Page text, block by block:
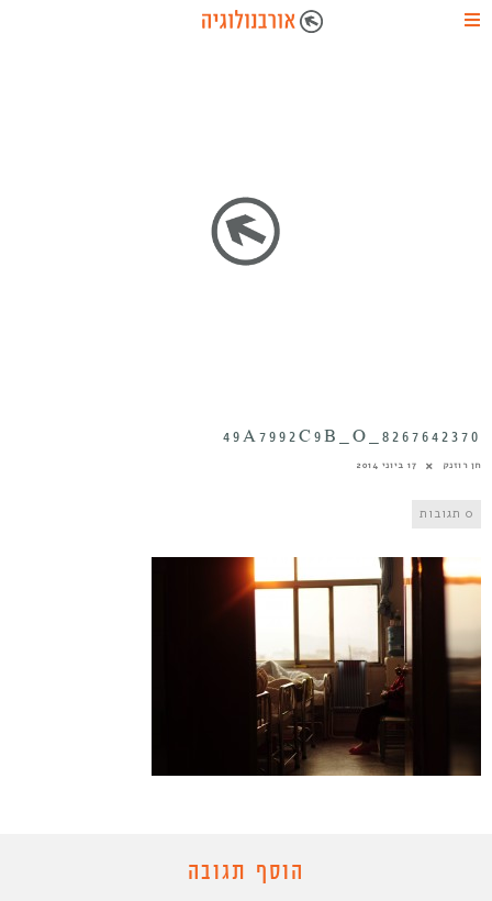
8267642370_49A7992C9B_O
חן רוזנק 17 ביוני 2014
0 תגובות
הוסף תגובה